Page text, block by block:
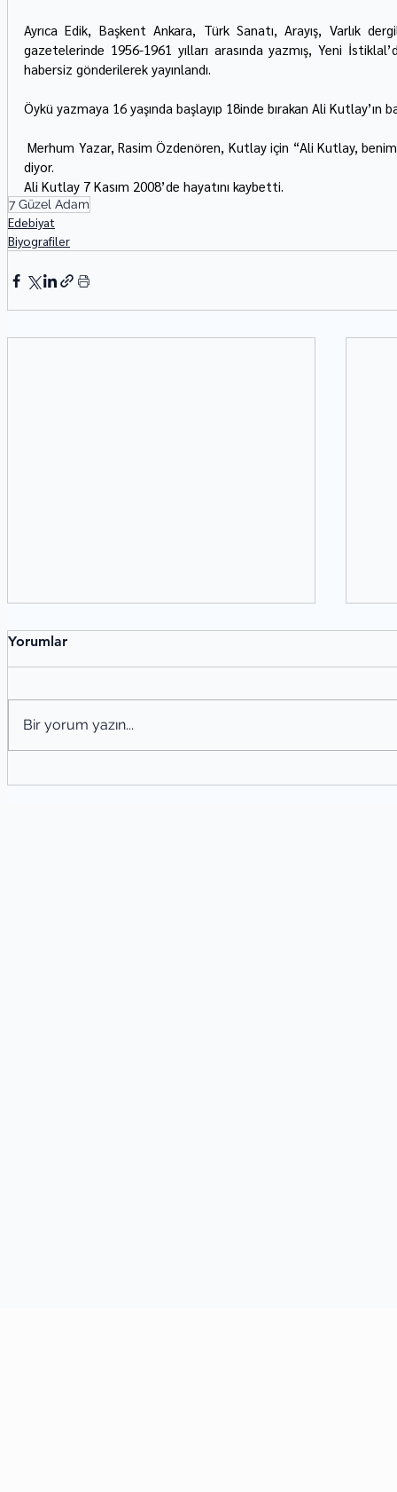
Ayrıca Edik, Başkent Ankara, Türk Sanatı, Arayış, Varlık
gazetelerinde 1956-1961 yılları arasında yazmış, Yeni
habersiz gönderilerek yayınlandı.
Öykü yazmaya 16 yaşında başlayıp 18inde bırakan Ali Kutlay’ın
Merhum Yazar, Rasim Özdenören, Kutlay için “Ali Kutlay, benim öykü yazmama vesile olan arkadaşımdı.”
diyor.
Ali Kutlay 7 Kasım 2008’de hayatını kaybetti.
7 Güzel Adam
Edebiyat
Biyografiler
Şiir
Yorumlar
Bir yorum yazın...